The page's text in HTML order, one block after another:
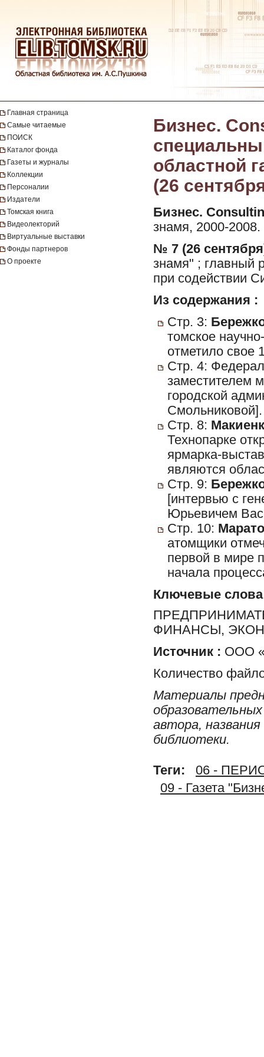
Главная страница
Самые читаемые
ПОИСК
Каталог фонда
Газеты и журналы
Коллекции
Персоналии
Издатели
Томская книга
Видеолекторий
Виртуальные выставки
Фонды партнеров
О проекте
Бизнес.
областной
(26
Бизнес.
знамя, 2000-2008.
№ 7 (26
знамя" ; главный
при содействии
Из содержания :
Стр. 3:
томское
отметило свое
Стр. 4:
заместителем
городской
Смольниковой].
Стр. 8:
Технопарке
ярмарка-
являются
Стр. 9:
[интервью с
Юрьевичем
Стр. 10:
атомщики
первой в мире
начала
Ключевые слова
ФИНАНСЫ,
Источник : ООО
Количество
Материалы
автора,
библиотеки.
Теги:
06 -
09 - Газета